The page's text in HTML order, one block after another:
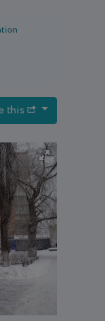
this